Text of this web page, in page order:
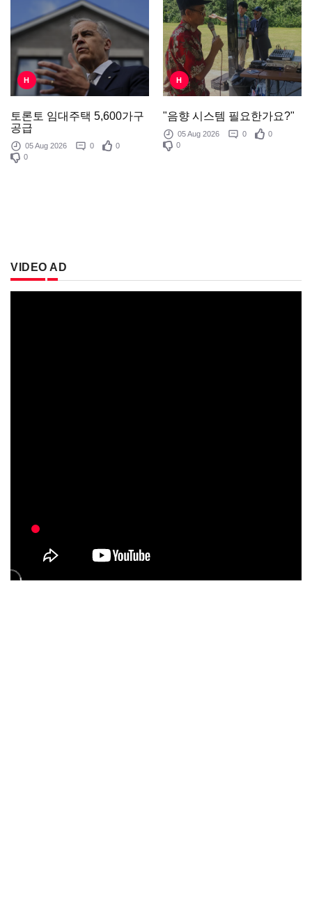
H
토론토 임대주택 5,600가구
공급
05 Aug 2026 0
0
0
H
"음향 시스템 필요한가요?"
05 Aug 2026 0
0
0
VIDEO AD